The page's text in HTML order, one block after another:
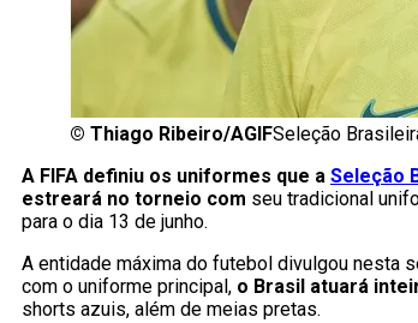
© Thiago Ribeiro/AGIFSeleção
A FIFA definiu os uniformes que a Seleção
estreará no torneio com seu tradicional
para o dia 13 de junho.
A entidade máxima do futebol divulgou nesta
com o uniforme principal, o Brasil atuará
shorts azuis, além de meias pretas.